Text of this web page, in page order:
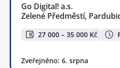
Go Digital! a.s.
Zelené Předměstí,
27 000 – 35 000 Kč
Zveřejněno: 6. srpna